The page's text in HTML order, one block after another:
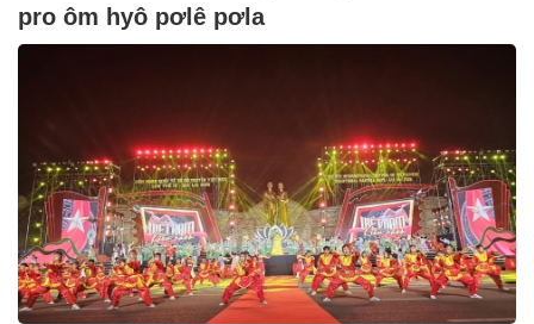
pro ôm hyô pơlê pơla